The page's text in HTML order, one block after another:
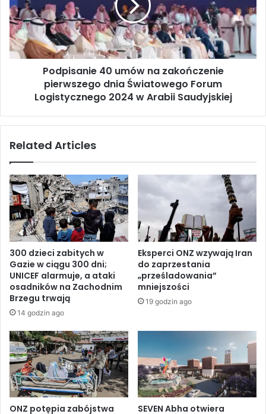
a
:
A
t
b
l
h
u
n
a
b
a
z
ę
G
o
a
n
i
b
y
ł
t
r
i
s
a
n
i
w
z
a
k
o
ń
c
z
e
i
e
i
e
r
w
s
e
Podpisanie 40 umów na zakończenie
pierwszego dnia Światowego Forum
Logistycznego 2024 w Arabii Saudyjskiej
Related Articles
300 dzieci zabitych w
Gazie w ciągu 300 dni;
UNICEF alarmuje, a ataki
osadników na Zachodnim
Brzegu trwają
14 godzin ago
Eksperci ONZ wzywają Iran
do zaprzestania
„prześladowania”
mniejszości
19 godzin ago
ONZ potępia zabójstwa
SEVEN Abha otwiera